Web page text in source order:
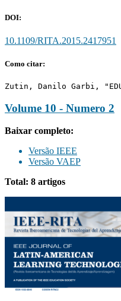
DOI:
10.1109/RITA.2015.2417951
Como citar:
Zutin, Danilo Garbi,
Volume 10 - Numero 2
Baixar completo:
Versão IEEE
Versão VAEP
Total: 8 artigos